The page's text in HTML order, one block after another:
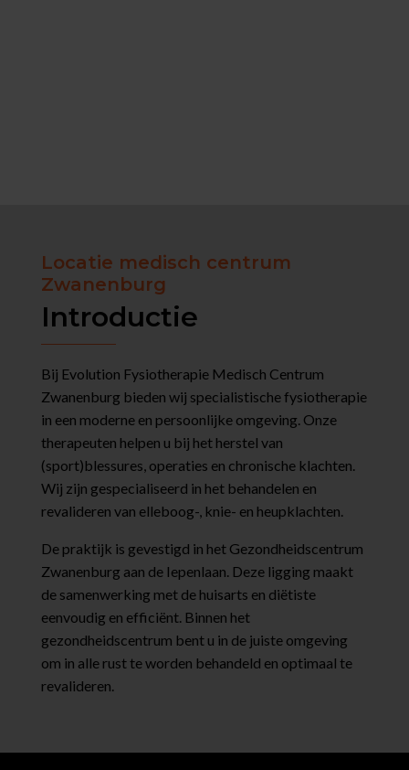
Locatie medisch centrum
Zwanenburg
Introductie
Bij Evolution Fysiotherapie Medisch Centrum
Zwanenburg bieden wij specialistische fysiotherapie
in een moderne en persoonlijke omgeving. Onze
therapeuten helpen u bij het herstel van
(sport)blessures, operaties en chronische klachten.
Wij zijn gespecialiseerd in het behandelen en
revalideren van elleboog-, knie- en heupklachten.
De praktijk is gevestigd in het Gezondheidscentrum
Zwanenburg aan de Iepenlaan. Deze ligging maakt
de samenwerking met de huisarts en diëtiste
eenvoudig en efficiënt. Binnen het
gezondheidscentrum bent u in de juiste omgeving
om in alle rust te worden behandeld en optimaal te
revalideren.